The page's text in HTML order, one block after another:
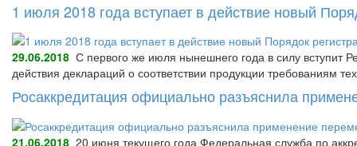
1 июля 2018 года вступает в действие новый
29.06.2018 С первого же июля нынешнего года в силу вступит
действия деклараций о соответствии продукции требованиям
Росаккредитация официально разъяснила
21.06.2018 20 июня текущего года Федеральная служба по